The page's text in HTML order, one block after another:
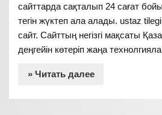
сайттарда сақталып 24 сағат
тегін жүктеп ала алады. ustaz tilegi
сайт. Сайттың негізгі мақсаты
деңгейін көтеріп жаңа
» Читать далее